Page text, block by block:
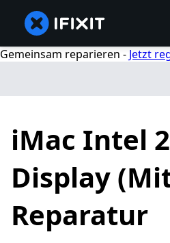
Gemeinsam reparieren - Jetzt
iMac Intel
Display
Reparatur